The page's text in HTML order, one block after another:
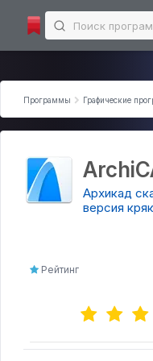
Microsoft Office
Microsoft Excel
Интернет
Торрент-клиенты
Браузеры
Аудио | Видео
Аудио-редакторы
Программы Графические
Архикад
версия
Рейтинг